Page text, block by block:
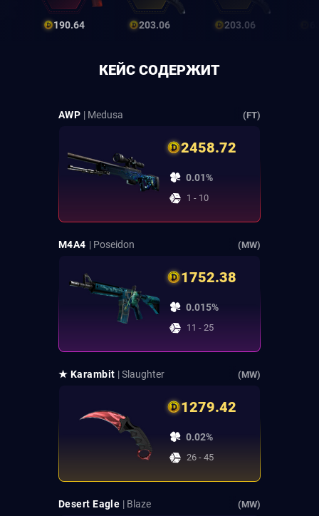
190.64 203.06 203.06
КЕЙС СОДЕРЖИТ
AWP | Medusa (FT)
2458.72
0.01%
1 - 10
M4A4 | Poseidon (MW)
1752.38
0.015%
11 - 25
★ Karambit | Slaughter (MW)
1279.42
0.02%
26 - 45
Desert Eagle | Blaze (MW)